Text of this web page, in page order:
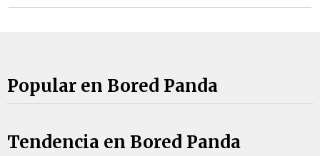
Popular en Bored Panda
Tendencia en Bored Panda